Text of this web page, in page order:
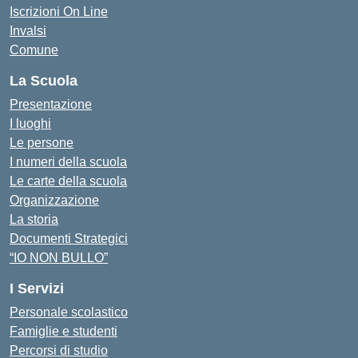
Iscrizioni On Line
Invalsi
Comune
La Scuola
Presentazione
I luoghi
Le persone
I numeri della scuola
Le carte della scuola
Organizzazione
La storia
Documenti Strategici
“IO NON BULLO”
I Servizi
Personale scolastico
Famiglie e studenti
Percorsi di studio